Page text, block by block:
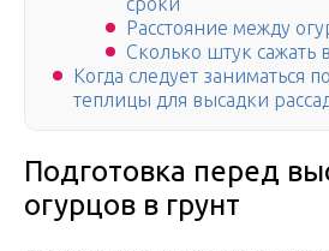
Расстояние между
Сколько штук сажать
Когда следует заниматься
теплицы для высадки
Подготовка перед
огурцов в грунт